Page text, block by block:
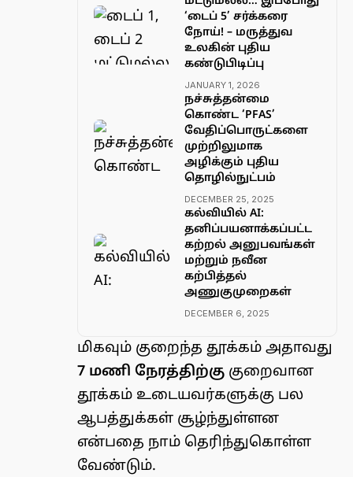
‘டைப் 5’ சர்க்கரை
நோய்! – மருத்துவ
உலகின் புதிய
கண்டுபிடிப்பு
JANUARY 1, 2026
நச்சுத்தன்மை
கொண்ட ‘PFAS’
வேதிப்பொருட்களை
முற்றிலுமாக
அழிக்கும் புதிய
தொழில்நுட்பம்
DECEMBER 25, 2025
கல்வியில் AI:
தனிப்பயனாக்கப்பட்ட
கற்றல் அனுபவங்கள்
மற்றும் நவீன
கற்பித்தல்
அணுகுமுறைகள்
DECEMBER 6, 2025
மிகவும் குறைந்த தூக்கம் அதாவது
7 மணி நேரத்திற்கு குறைவான
தூக்கம் உடையவர்களுக்கு பல
ஆபத்துக்கள் சூழ்ந்துள்ளன
என்பதை நாம் தெரிந்துகொள்ள
வேண்டும்.